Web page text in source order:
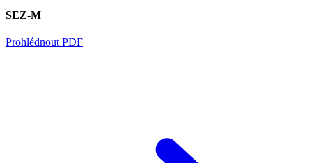
SEZ-M
Prohlédnout PDF